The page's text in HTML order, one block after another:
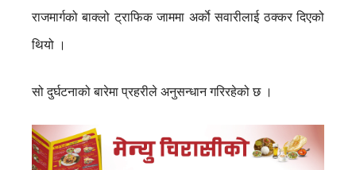
राजमार्गको बाक्लो ट्राफिक जाममा अर्काे सवारीलाई ठक्कर दिएको
थियो ।
सो दुर्घटनाको बारेमा प्रहरीले अनुसन्धान गरिरहेको छ ।